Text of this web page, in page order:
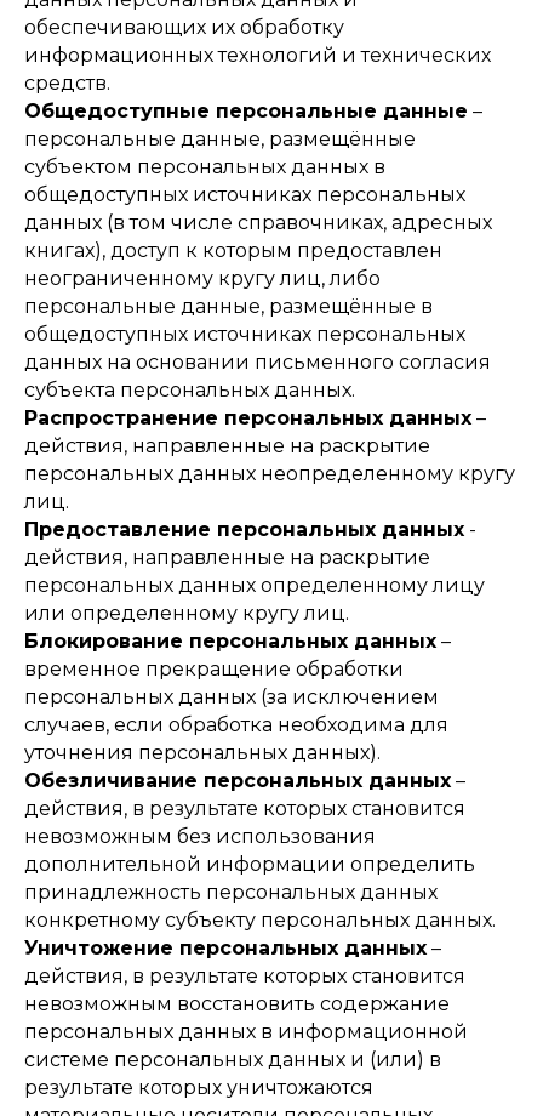
обеспечивающих их обработку
информационных технологий и технических
средств.
Общедоступные персональные данные –
персональные данные, размещённые
субъектом персональных данных в
общедоступных источниках персональных
данных (в том числе справочниках, адресных
книгах), доступ к которым предоставлен
неограниченному кругу лиц, либо
персональные данные, размещённые в
общедоступных источниках персональных
данных на основании письменного согласия
субъекта персональных данных.
Распространение персональных данных –
действия, направленные на раскрытие
персональных данных неопределенному кругу
лиц.
Предоставление персональных данных -
действия, направленные на раскрытие
персональных данных определенному лицу
или определенному кругу лиц.
Блокирование персональных данных –
временное прекращение обработки
персональных данных (за исключением
случаев, если обработка необходима для
уточнения персональных данных).
Обезличивание персональных данных –
действия, в результате которых становится
невозможным без использования
дополнительной информации определить
принадлежность персональных данных
конкретному субъекту персональных данных.
Уничтожение персональных данных –
действия, в результате которых становится
невозможным восстановить содержание
персональных данных в информационной
системе персональных данных и (или) в
результате которых уничтожаются